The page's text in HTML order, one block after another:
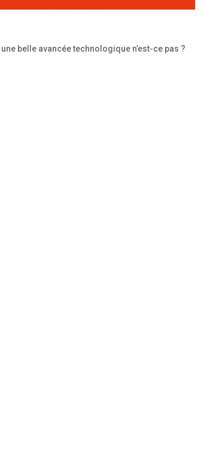
belle avancée technologique n’est-ce pas ?